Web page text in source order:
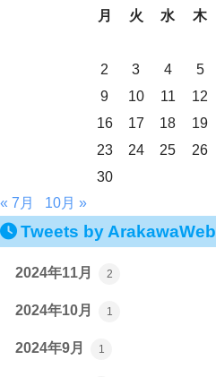
月
火 水 木
2
3 4 5
9
10 11 12
16
17 18 19
23
24 25 26
30
« 7月
10月 »
Tweets by ArakawaWeb
2024年11月 2
2024年10月 1
2024年9月 1